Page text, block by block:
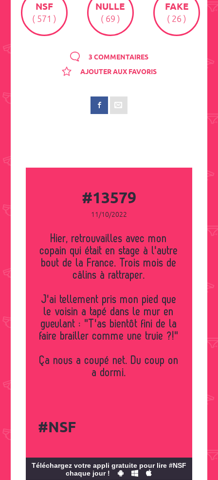
NSF
( 571 )
NULLE
( 69 )
FAKE
( 26 )
3 COMMENTAIRES
AJOUTER AUX FAVORIS
#13579
11/10/2022
Hier, retrouvailles avec mon
copain qui était en stage à l'autre
bout de la France. Trois mois de
câlins à rattraper.
J'ai tellement pris mon pied que
le voisin a tapé dans le mur en
gueulant : "T'as bientôt fini de la
faire brailler comme une truie ?!"
Ça nous a coupé net. Du coup on
a dormi.
#NSF
Téléchargez votre appli gratuite pour lire #NSF
chaque jour !